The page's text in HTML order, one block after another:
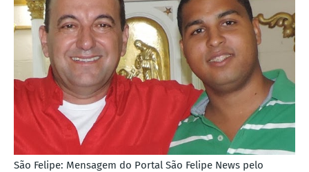
São Felipe: Mensagem do Portal São Felipe News pelo